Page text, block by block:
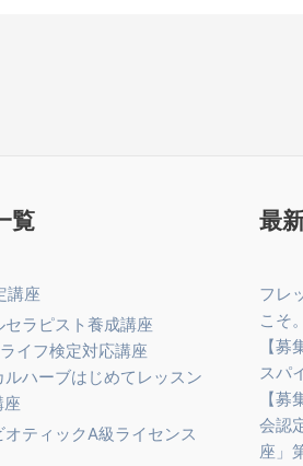
覧
講座
セラピスト養成講座
イフ検定対応講座
ルハーブはじめてレッスン
座
オティックA級ライセンス
最
フレ
こそ。
【
スパ
【
会認
座」